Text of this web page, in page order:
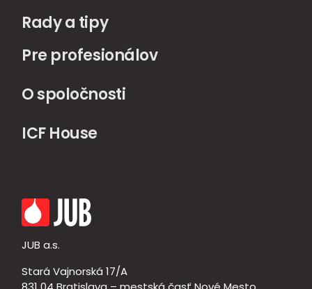
Rady a tipy
Pre profesionálov
O spoločnosti
ICF House
JUB a.s.
Stará Vajnorská 17/A